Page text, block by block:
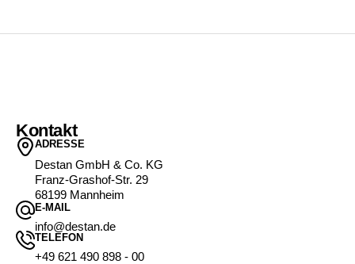
Kontakt
ADRESSE
Destan GmbH & Co. KG
Franz-Grashof-Str. 29
68199 Mannheim
E-MAIL
info@destan.de
TELEFON
+49 621 490 898 - 00